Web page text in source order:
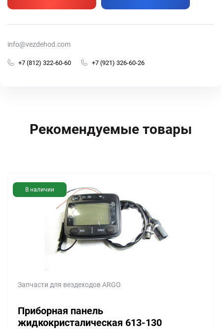
info@vezdehod.com
+7 (812) 322-60-60 +7 (921) 326-60-26
Рекомендуемые товары
В наличии
Запчасти для вездеходов ARGO
Приборная панель
жидкокристалическая 613-130